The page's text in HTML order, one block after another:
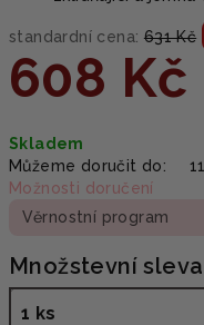
standardní cena: 631 Kč
608 Kč
cena:
Skladem
Můžeme doručit do:
Možnosti doručení
Věrnostní program
Množstevní sleva
1 ks